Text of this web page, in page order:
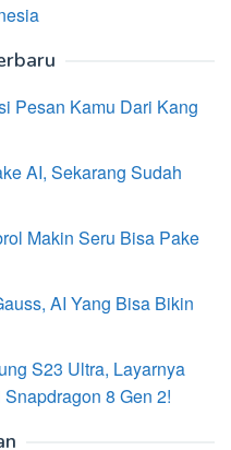
Pesan Kamu Dari Kang
AI, Sekarang Sudah
Makin Seru Bisa Pake
AI Yang Bisa Bikin
S23 Ultra, Layarnya
8 Gen 2!